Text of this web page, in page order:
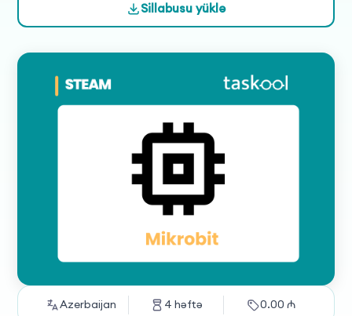
Sillabusu yüklə
Azerbaijan 4 həftə 0.00 ₼